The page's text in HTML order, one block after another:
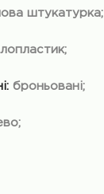
штукатурка;
броньовані;